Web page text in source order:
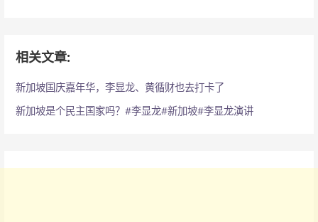
相关文章:
新加坡国庆嘉年华，李显龙、黄循财也去打卡了
新加坡是个民主国家吗？#李显龙#新加坡#李显龙演讲